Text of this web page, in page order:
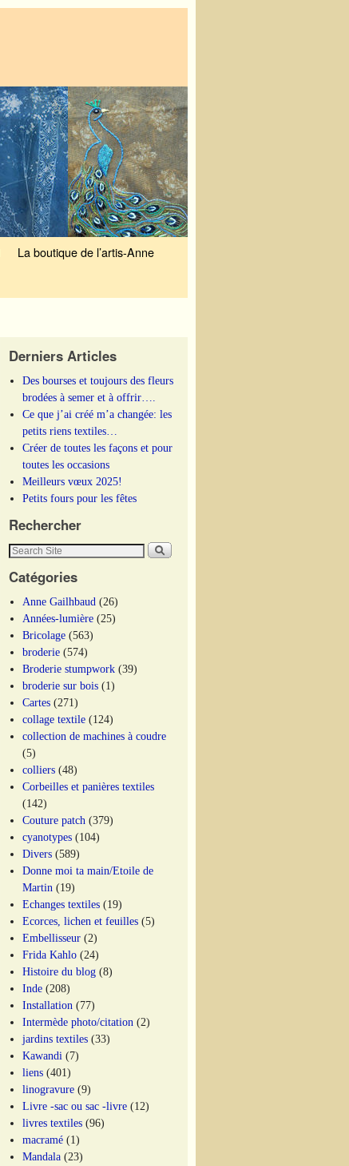
La boutique de l’artis-Anne
Derniers Articles
Des bourses et toujours des fleurs
brodées à semer et à offrir….
Ce que j’ai créé m’a changée: les
petits riens textiles…
Créer de toutes les façons et pour
toutes les occasions
Meilleurs vœux 2025!
Petits fours pour les fêtes
Rechercher
Catégories
Anne Gailhbaud (26)
Années-lumière (25)
Bricolage (563)
broderie (574)
Broderie stumpwork (39)
broderie sur bois (1)
Cartes (271)
collage textile (124)
collection de machines à coudre
(5)
colliers (48)
Corbeilles et panières textiles
(142)
Couture patch (379)
cyanotypes (104)
Divers (589)
Donne moi ta main/Etoile de
Martin (19)
Echanges textiles (19)
Ecorces, lichen et feuilles (5)
Embellisseur (2)
Frida Kahlo (24)
Histoire du blog (8)
Inde (208)
Installation (77)
Intermède photo/citation (2)
jardins textiles (33)
Kawandi (7)
liens (401)
linogravure (9)
Livre -sac ou sac -livre (12)
livres textiles (96)
macramé (1)
Mandala (23)